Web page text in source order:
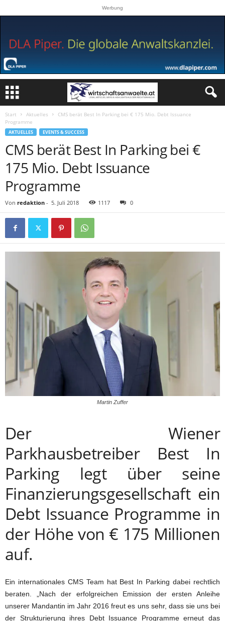
Werbung
Start Aktuelles
CMS berät Best In Parking bei € 175 Mio. Debt Issuance
Programme
AKTUELLES EVENTS & SUCCESS
CMS berät Best In Parking bei €
175 Mio. Debt Issuance
Programme
Von redaktion - 5. Juli 2018 1117 0
Martin Zuffer
Der Wiener
Parkhausbetreiber Best In
Parking legt über seine
Finanzierungsgesellschaft ein
Debt Issuance Programme in
der Höhe von € 175 Millionen
auf.
Ein internationales CMS Team hat Best In Parking dabei rechtlich
beraten. „Nach der erfolgreichen Emission der ersten Anleihe
unserer Mandantin im Jahr 2016 freut es uns sehr, dass sie uns bei
der Strukturierung ihres Debt Issuance Programme erneut das